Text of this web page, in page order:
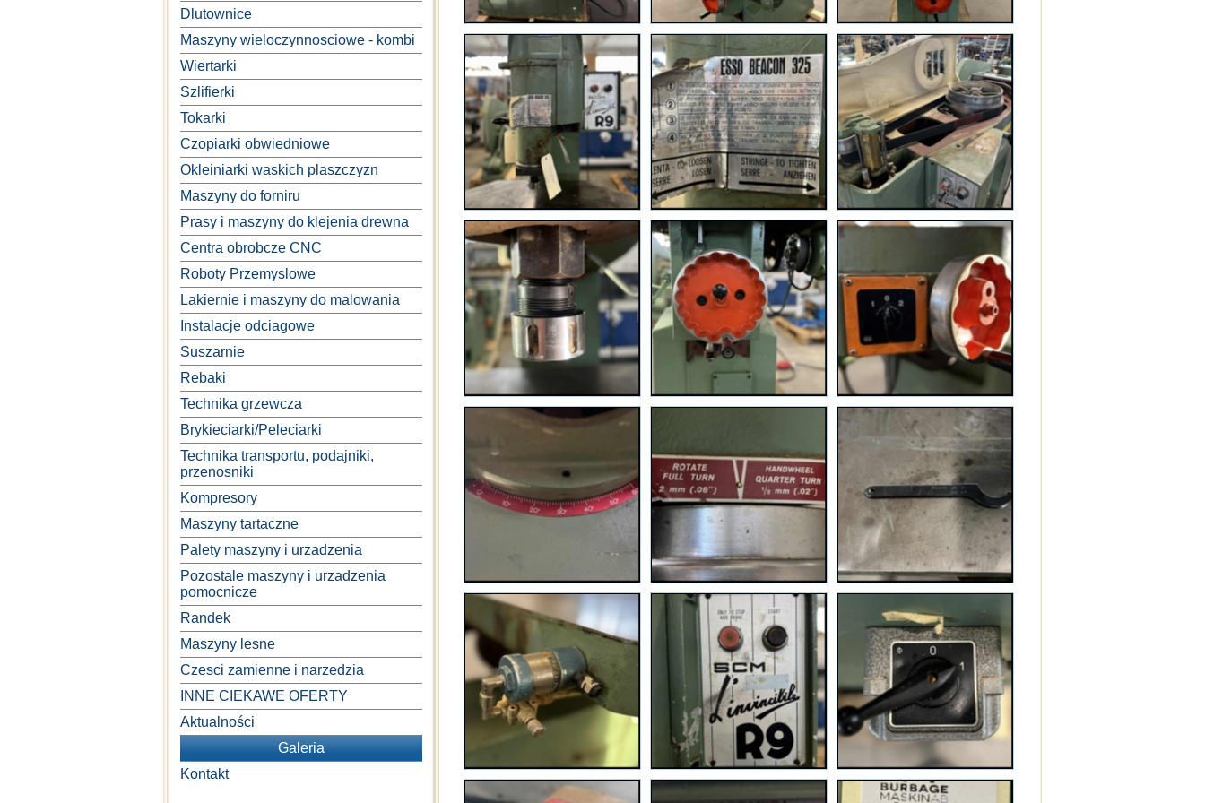
Dlutownice
Maszyny wieloczynnosciowe - kombi
Wiertarki
Szlifierki
Tokarki
Czopiarki obwiedniowe
Okleiniarki waskich plaszczyzn
Maszyny do forniru
Prasy i maszyny do klejenia drewna
Centra obrobcze CNC
Roboty Przemyslowe
Lakiernie i maszyny do malowania
Instalacje odciagowe
Suszarnie
Rebaki
Technika grzewcza
Brykieciarki/Peleciarki
Technika transportu, podajniki,
przenosniki
Kompresory
Maszyny tartaczne
Palety maszyny i urzadzenia
Pozostale maszyny i urzadzenia
pomocnicze
Randek
Maszyny lesne
Czesci zamienne i narzedzia
INNE CIEKAWE OFERTY
Aktualności
Galeria
Kontakt